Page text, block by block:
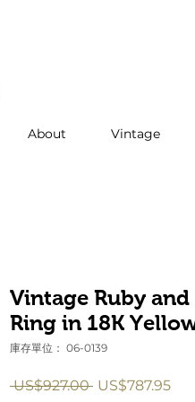
About Vintage
Vintage Ruby
Ring in 18K
庫存單位： 06-0139
US$927.00 一US$787.95促